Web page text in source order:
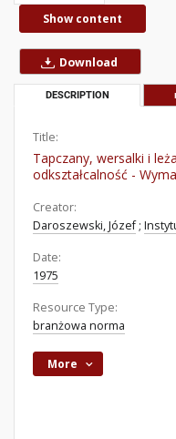
Show content
Download
DESCRIPTION
Title:
Tapczany, wersalki i
odkształcalność -
Creator:
Daroszewski, Józef ;
Date:
1975
Resource Type:
branżowa norma
More